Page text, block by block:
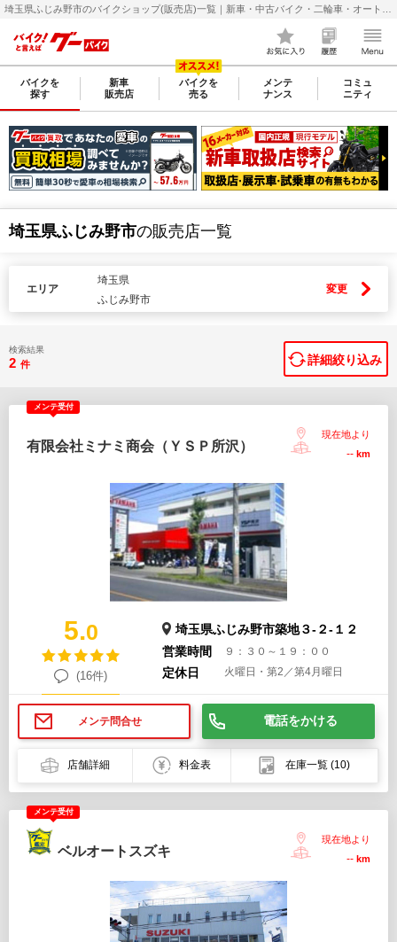
バイクを
探す
新車
販売店
バイクを
売る
メンテ
ナンス
コミュ
ニティ
埼玉県ふじみ野市の販売店一覧
エリア
埼玉県
ふじみ野市
変更
検索結果
2 件 詳細絞り込み
メンテ受付
有限会社ミナミ商会（ＹＳＰ所沢）
現在地より
-- km
5.0
(16件)
埼玉県ふじみ野市築地３-２-１２
営業時間
９：３０～１９：００
定休日 火曜日・第2／第4月曜日
メンテ問合せ 電話をかける
店舗詳細 料金表 在庫一覧 (10)
メンテ受付
ベルオートスズキ
現在地より
-- km